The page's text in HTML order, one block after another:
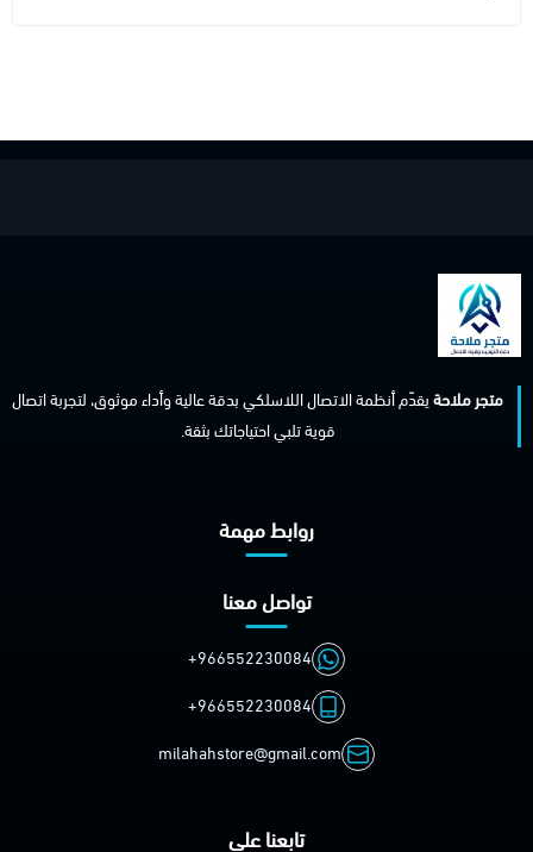
متجر ملاحةيقدّم أنظمة الاتصال اللاسلكي بدقة عالية وأداء موثوق، لتجربة اتصال
قوية تلبي احتياجاتك بثقة.
روابط مهمة
تواصل معنا
+966552230084
+966552230084
milahahstore@gmail.com
تابعنا على